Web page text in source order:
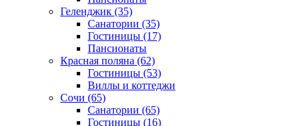
Геленджик (35)
Санатории (35)
Гостиницы (17)
Пансионаты
Красная поляна (62)
Гостиницы (53)
Виллы и коттеджи
Сочи (65)
Санатории (65)
Гостиницы (16)